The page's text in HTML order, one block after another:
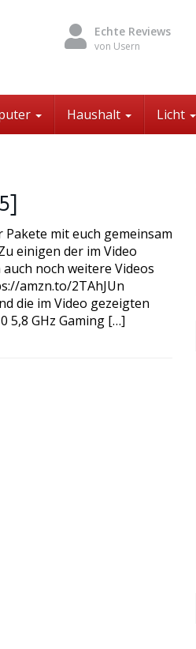
Echte Reviews
von Usern
Haushalt Licht
Pakete mit euch gemeinsam
einigen der im Video
noch weitere Videos
amzn.to/2TAhJUn
die im Video gezeigten
5,8 GHz Gaming […]